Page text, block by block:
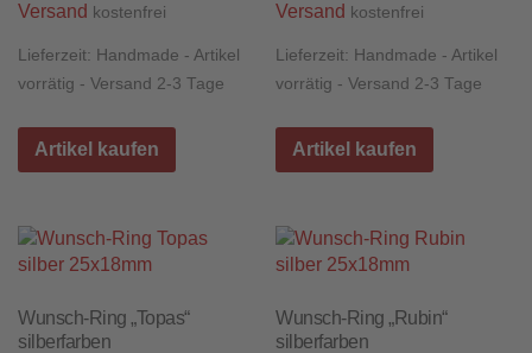
Versand kostenfrei
Lieferzeit: Handmade - Artikel
vorrätig - Versand 2-3 Tage
Artikel kaufen
Versand kostenfrei
Lieferzeit: Handmade - Artikel
vorrätig - Versand 2-3 Tage
Artikel kaufen
Wunsch-Ring „Topas“
silberfarben
Wunsch-Ring „Rubin“
silberfarben